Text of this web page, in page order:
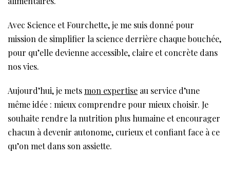
Avec Science et Fourchette, je me suis donné pour
mission de simplifier la science derrière chaque bouchée,
pour qu’elle devienne accessible, claire et concrète dans
nos vies.
Aujourd’hui, je metsmon expertise au service d’une
même idée : mieux comprendre pour mieux choisir. Je
souhaite rendre la nutrition plus humaine et encourager
chacun à devenir autonome, curieux et confiant face à ce
qu’on met dans son assiette.